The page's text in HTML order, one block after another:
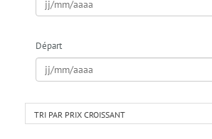
Départ
TRI PAR PRIX CROISSANT